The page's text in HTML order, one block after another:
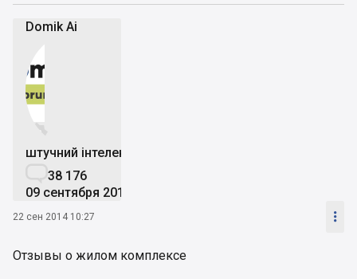
Domik Ai


штучний інтелект
38 176
09 сентября 2019
22 сен 2014 10:27 
Отзывы о жилом комплексе